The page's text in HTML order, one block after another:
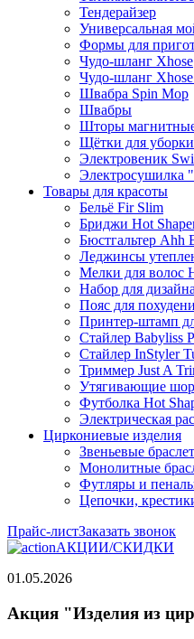
Тендерайзер
Универсальная
Формы для
Чудо-шланг Xhose
Чудо-шланг
Швабра Spin Mop
Швабры
Шторы
Щётки для уборки
Электровеник
Электросушилка
Товары для красоты
Бельё Fir Slim
Бриджи Hot
Бюстгальтер Ahh
Леджинсы
Мелки для волос
Набор для
Пояс для
Принтер-штамп
Стайлер Babyliss
Стайлер InStyler
Триммер Just A
Утягивающие
Футболка Hot
Электрическая
Циркониевые изделия
Звеньевые
Монолитные
Футляры и
Цепочки,
Прайс-листЗаказать звонок
АКЦИИ/СКИДКИ
01.05.2026
Акция "Изделия из